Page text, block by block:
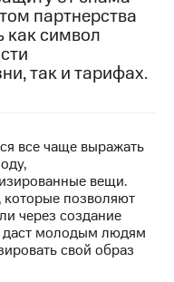
партнерства
как символ
так и тарифах.
все чаще выражать
вещи.
которые позволяют
через создание
даст молодым людям
свой образ